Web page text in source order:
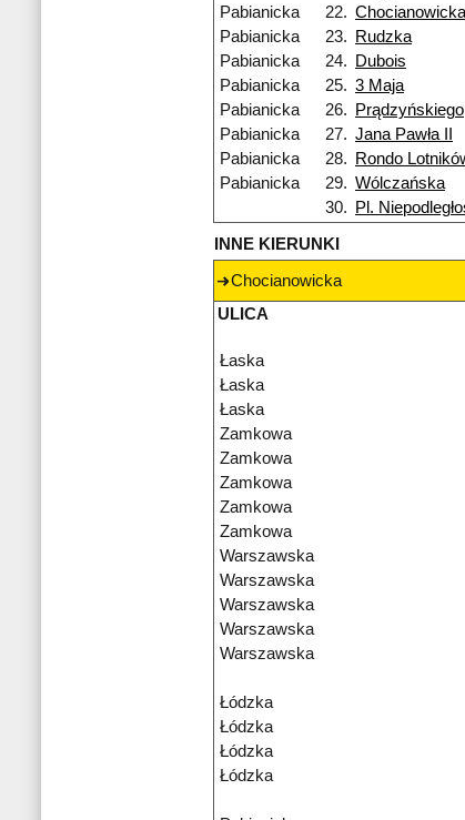
Pabianicka
22. Chocianowicka
Pabianicka
23. Rudzka
Pabianicka
24. Dubois
Pabianicka
25. 3 Maja
Pabianicka
26. Prądzyńskiego
Pabianicka
27. Jana Pawła II
Pabianicka
28. Rondo
Pabianicka
29. Wólczańska
30.
Pl.
INNE KIERUNKI
Chocianowicka
ULICA
Łaska
Łaska
Łaska
Zamkowa
Zamkowa
Zamkowa
Zamkowa
Zamkowa
Warszawska
Warszawska
Warszawska
Warszawska
Warszawska
Łódzka
Łódzka
Łódzka
Łódzka